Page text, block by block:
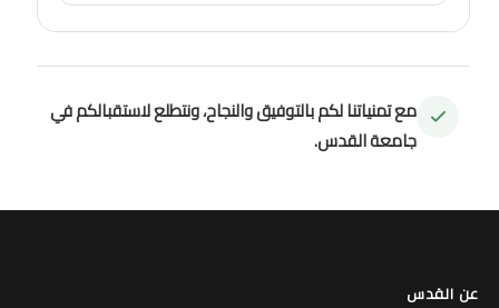
مع تمنياتنا لكم بالتوفيق والنجاح، ونتطلع لاستقبالكم في
جامعة القدس.
عن القدس